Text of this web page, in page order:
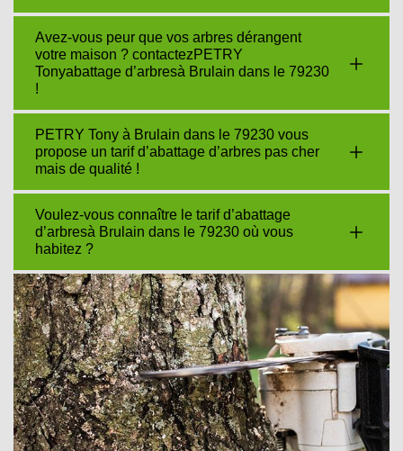
Avez-vous peur que vos arbres dérangent
votre maison ? contactezPETRY
Tonyabattage d’arbresà Brulain dans le 79230
!
PETRY Tony à Brulain dans le 79230 vous
propose un tarif d’abattage d’arbres pas cher
mais de qualité !
Voulez-vous connaître le tarif d’abattage
d’arbresà Brulain dans le 79230 où vous
habitez ?